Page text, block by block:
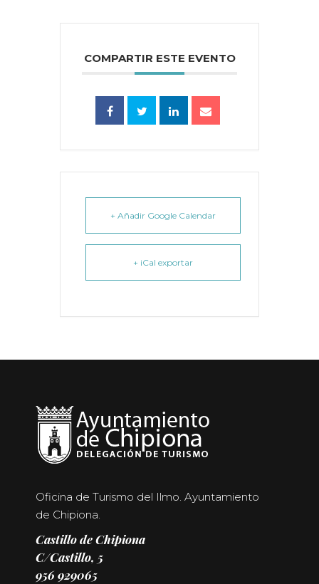
COMPARTIR ESTE EVENTO
+ Añadir Google Calendar
+ iCal exportar
Oficina de Turismo del Ilmo. Ayuntamiento
de Chipiona.
Castillo de Chipiona
C/Castillo, 5
956 929065